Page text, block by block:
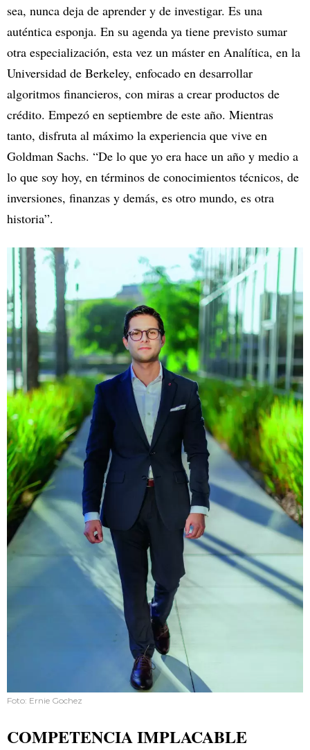
sea, nunca deja de aprender y de investigar. Es una
auténtica esponja. En su agenda ya tiene previsto sumar
otra especialización, esta vez un máster en Analítica, en la
Universidad de Berkeley, enfocado en desarrollar
algoritmos financieros, con miras a crear productos de
crédito. Empezó en septiembre de este año. Mientras
tanto, disfruta al máximo la experiencia que vive en
Goldman Sachs. “De lo que yo era hace un año y medio a
lo que soy hoy, en términos de conocimientos técnicos, de
inversiones, finanzas y demás, es otro mundo, es otra
historia”.
Foto: Ernie Gochez
COMPETENCIA IMPLACABLE